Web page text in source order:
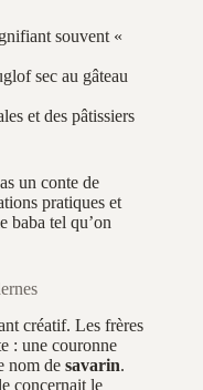
souvent «
sec au gâteau
et des pâtissiers
un conte de
pratiques et
baba tel qu’on
créatif. Les frères
: une couronne
nom de savarin.
concernait le